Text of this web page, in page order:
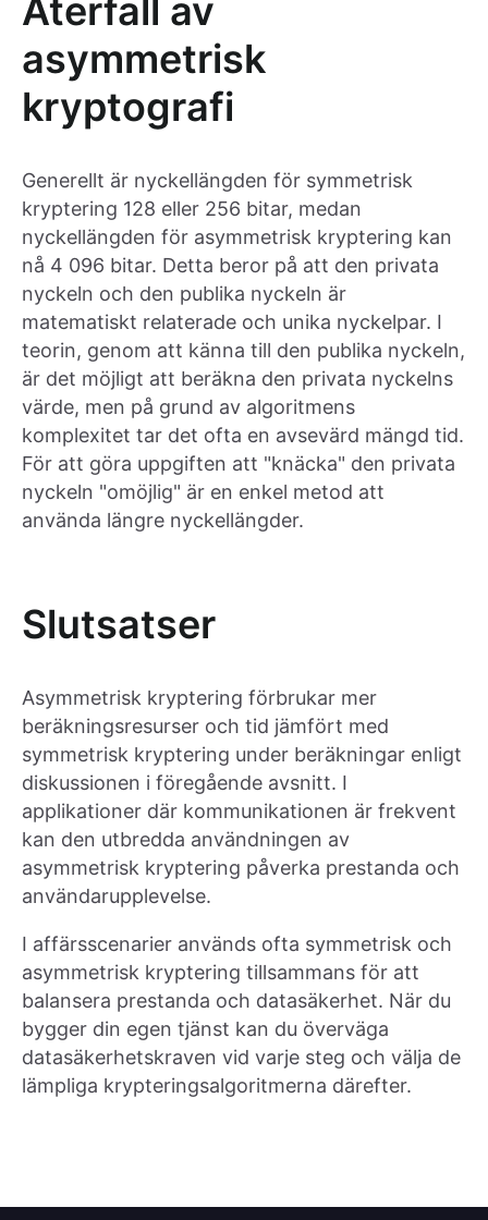
Återfall av
asymmetrisk
kryptografi
Generellt är nyckellängden för symmetrisk
kryptering 128 eller 256 bitar, medan
nyckellängden för asymmetrisk kryptering kan
nå 4 096 bitar. Detta beror på att den privata
nyckeln och den publika nyckeln är
matematiskt relaterade och unika nyckelpar. I
teorin, genom att känna till den publika nyckeln,
är det möjligt att beräkna den privata nyckelns
värde, men på grund av algoritmens
komplexitet tar det ofta en avsevärd mängd tid.
För att göra uppgiften att "knäcka" den privata
nyckeln "omöjlig" är en enkel metod att
använda längre nyckellängder.
Slutsatser
Asymmetrisk kryptering förbrukar mer
beräkningsresurser och tid jämfört med
symmetrisk kryptering under beräkningar enligt
diskussionen i föregående avsnitt. I
applikationer där kommunikationen är frekvent
kan den utbredda användningen av
asymmetrisk kryptering påverka prestanda och
användarupplevelse.
I affärsscenarier används ofta symmetrisk och
asymmetrisk kryptering tillsammans för att
balansera prestanda och datasäkerhet. När du
bygger din egen tjänst kan du överväga
datasäkerhetskraven vid varje steg och välja de
lämpliga krypteringsalgoritmerna därefter.